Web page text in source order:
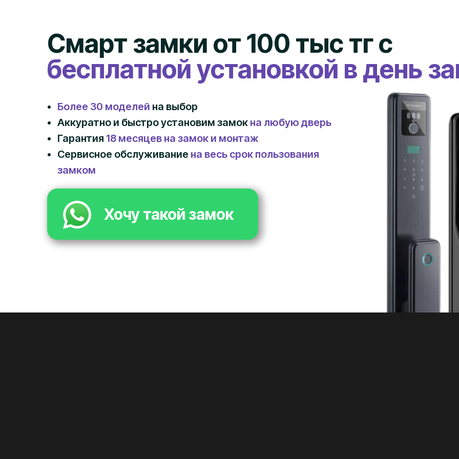
Смарт замки от 100 тыс тг с
бесплатной установкой в день
Хочу такой замок
Более 30 моделей на выбор
Аккуратно и быстро установим замок на любую дверь
Гарантия 18 месяцев на замок и монтаж
Сервисное обслуживание на весь срок пользования
замком